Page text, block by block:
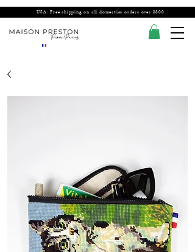
USA: Free shipping on all domestics orders over $300